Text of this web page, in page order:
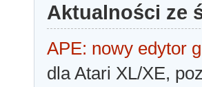
Aktualności ze
APE: nowy edytor
dla Atari XL/XE,